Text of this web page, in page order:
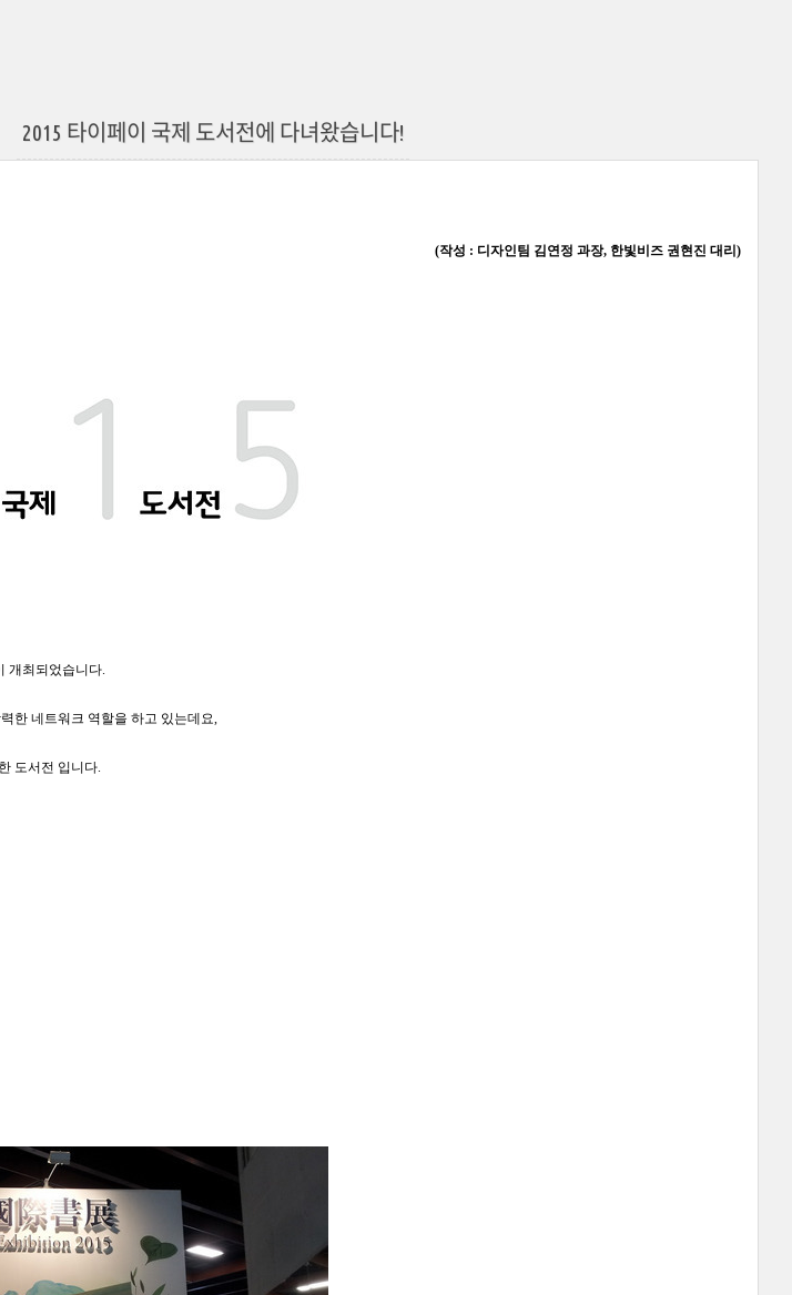
2015 타이페이 국제 도서전에 다녀왔습니다!
(작성 : 디자인팀 김연정 과장, 한빛비즈 권현진 대리)
개최되었습니다.
한 네트워크 역할을 하고 있는데요,
도서전 입니다.